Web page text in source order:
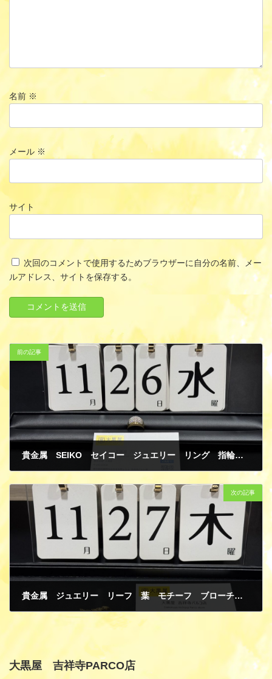
名前 ※
メール ※
サイト
次回のコメントで使用するためブラウザーに自分の名前、メー
ルアドレス、サイトを保存する。
前の記事
貴金属 SEIKO セイコー ジュエリー リング 指輪 ダイヤモンド K18イエローゴールド 金 買取
次の記事
貴金属 ジュエリー リーフ 葉 モチーフ ブローチ ダイヤモンド K18イエローゴールド 金 買取
12月 3, 2025
大黒屋 吉祥寺PARCO店